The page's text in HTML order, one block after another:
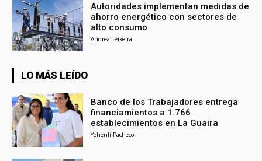
Autoridades implementan medidas de
ahorro energético con sectores de
alto consumo
Andrea Teixeira
LO MÁS LEÍDO
Banco de los Trabajadores entrega
financiamientos a 1.766
establecimientos en La Guaira
Yohenli Pacheco